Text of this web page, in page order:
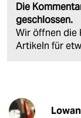
Die
geschlossen.
Wir öffnen die
Artikeln für